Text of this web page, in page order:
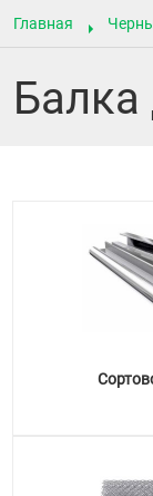
Главная
Балка